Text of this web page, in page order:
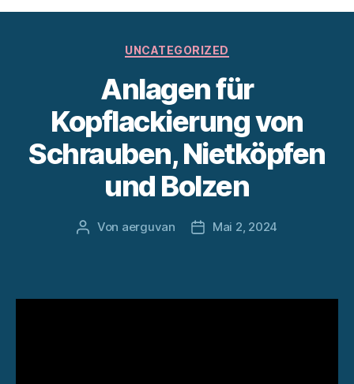
Kategorien
UNCATEGORIZED
Anlagen für
Kopflackierung von
Schrauben, Nietköpfen
und Bolzen
Beitragsautor
Von aerguvan Veröffentlichungsdatum
Mai 2, 2024